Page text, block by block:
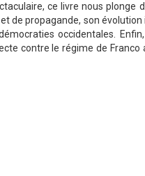
ce livre nous plonge
de propagande, son
occidentales.
contre le régime de Franco